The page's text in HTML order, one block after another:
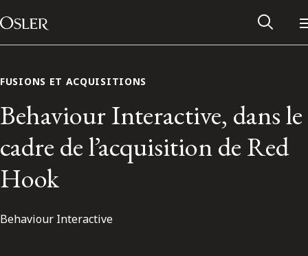
Passer au contenu
Main Navigation
FUSIONS ET ACQUISITIONS
Behaviour Interactive, dans le
cadre de l’acquisition de Red
Hook
Behaviour Interactive